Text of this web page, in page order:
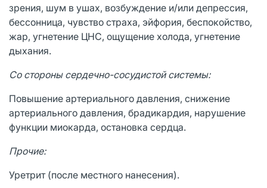
зрения, шум в ушах, возбуждение и/или депрессия,
бессонница, чувство страха, эйфория, беспокойство,
жар, угнетение ЦНС, ощущение холода, угнетение
дыхания.
Со стороны сердечно-сосудистой системы:
Повышение артериального давления, снижение
артериального давления, брадикардия, нарушение
функции миокарда, остановка сердца.
Прочие:
Уретрит (после местного нанесения).